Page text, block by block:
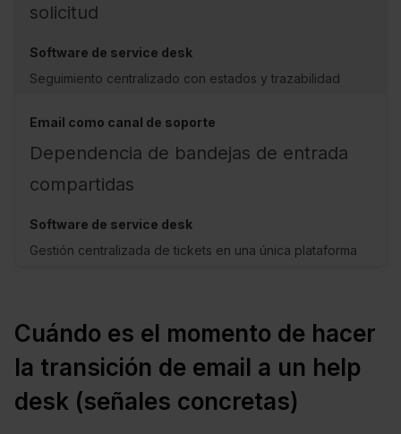
solicitud
Seguimiento centralizado con estados y trazabilidad
Dependencia de bandejas de entrada
compartidas
Gestión centralizada de tickets en una única plataforma
Cuándo es el momento de hacer
la transición de email a un help
desk (señales concretas)